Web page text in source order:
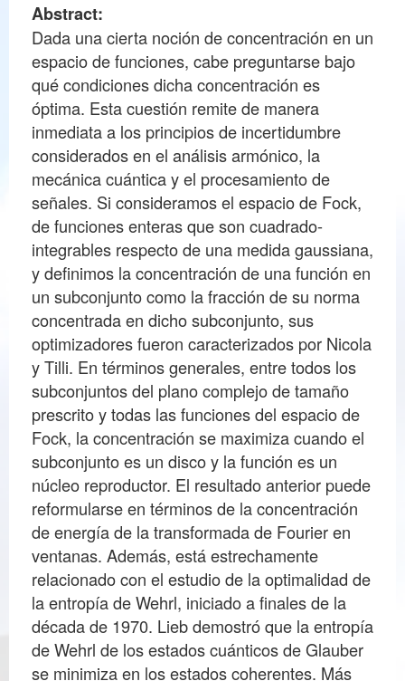
Abstract:
Dada una cierta noción de concentración en un
espacio de funciones, cabe preguntarse bajo
qué condiciones dicha concentración es
óptima. Esta cuestión remite de manera
inmediata a los principios de incertidumbre
considerados en el análisis armónico, la
mecánica cuántica y el procesamiento de
señales. Si consideramos el espacio de Fock,
de funciones enteras que son cuadrado-
integrables respecto de una medida gaussiana,
y definimos la concentración de una función en
un subconjunto como la fracción de su norma
concentrada en dicho subconjunto, sus
optimizadores fueron caracterizados por Nicola
y Tilli. En términos generales, entre todos los
subconjuntos del plano complejo de tamaño
prescrito y todas las funciones del espacio de
Fock, la concentración se maximiza cuando el
subconjunto es un disco y la función es un
núcleo reproductor. El resultado anterior puede
reformularse en términos de la concentración
de energía de la transformada de Fourier en
ventanas. Además, está estrechamente
relacionado con el estudio de la optimalidad de
la entropía de Wehrl, iniciado a finales de la
década de 1970. Lieb demostró que la entropía
de Wehrl de los estados cuánticos de Glauber
se minimiza en los estados coherentes. Más